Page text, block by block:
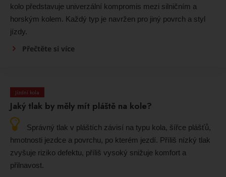
kolo představuje univerzální kompromis mezi silničním a
horským kolem. Každý typ je navržen pro jiný povrch a styl
jízdy.
Přečtěte si více
Jízdní kola
Jaký tlak by měly mít pláště na kole?
Správný tlak v pláštích závisí na typu kola, šířce plášťů,
hmotnosti jezdce a povrchu, po kterém jezdí. Příliš nízký tlak
zvyšuje riziko defektu, příliš vysoký snižuje komfort a
přilnavost.